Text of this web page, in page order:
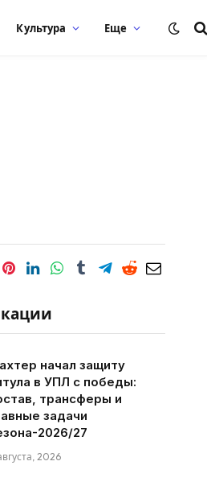
Культура Еще
начал защиту
в УПЛ с победы:
трансферы и
задачи
2026/27
2026